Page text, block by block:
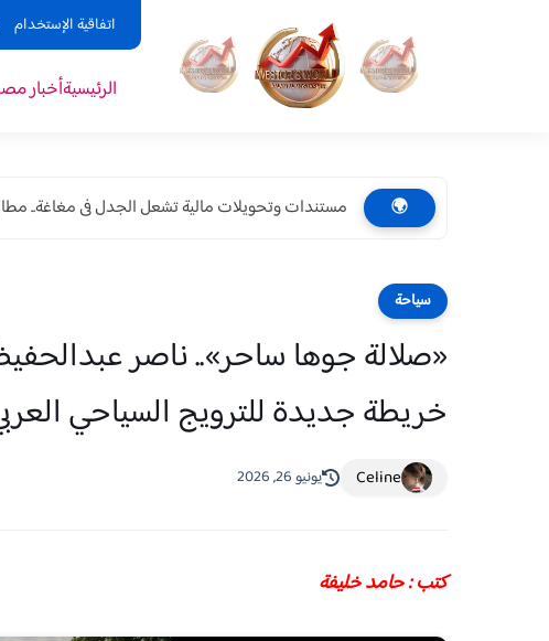
اتفاقية الإستخدام
الرئيسيةأخبار
🌍 مستندات وتحويلات مالية تشعل الجدل فى مغاغة..
سياحة
«صلالة جوها ساحر».. ناصر
خريطة جديدة للترويج السياحي
Celine يونيو 26, 2026
كتب : حامد خليفة